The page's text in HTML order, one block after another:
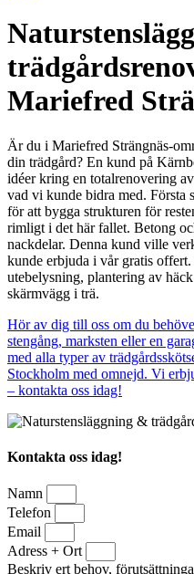
Mariefred
Är du i Mariefred Strängnäs-
din trädgård? En kund på
idéer kring en totalrenovering
vad vi kunde bidra med. Första
för att bygga strukturen för
rimligt i det här fallet. Betong
nackdelar. Denna kund ville
kunde erbjuda i vår gratis
utebelysning, plantering av
skärmvägg i trä.
Hör av dig till oss om du
stengång, marksten eller en
med alla typer av
Stockholm med omnejd. Vi
– kontakta oss idag!
Kontakta oss idag!
Namn
Telefon
Email
Adress + Ort
Beskriv ert behov,